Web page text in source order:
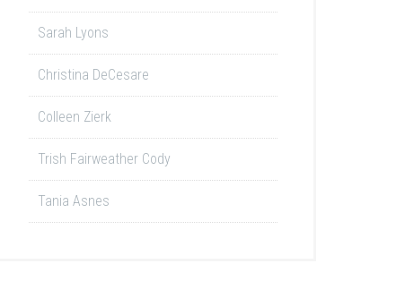
Sarah Lyons
Christina DeCesare
Colleen Zierk
Trish Fairweather Cody
Tania Asnes